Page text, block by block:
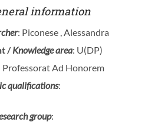
information
: Piconese , Alessandra
/Knowledge area: U(DP)
Professorat Ad Honorem
qualifications:
group: